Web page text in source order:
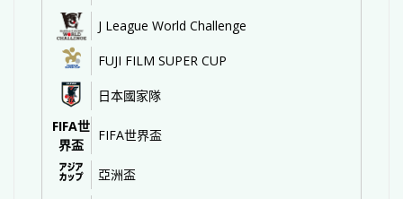
J League World Challenge
FUJI FILM SUPER CUP
日本國家隊
FIFA世
界盃
FIFA世界盃
亞洲盃